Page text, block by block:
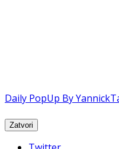
Daily PopUp By